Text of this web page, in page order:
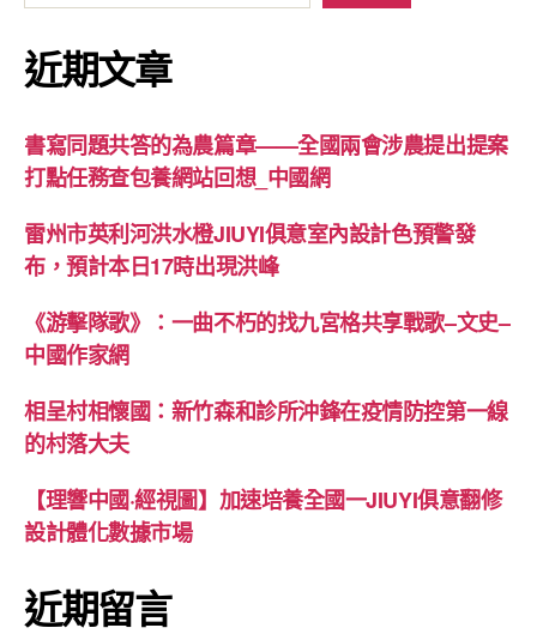
近期文章
書寫同題共答的為農篇章——全國兩會涉農提出提案
打點任務查包養網站回想_中國網
雷州市英利河洪水橙JIUYI俱意室內設計色預警發
布，預計本日17時出現洪峰
《游擊隊歌》：一曲不朽的找九宮格共享戰歌–文史–
中國作家網
相呈村相懷國：新竹森和診所沖鋒在疫情防控第一線
的村落大夫
【理響中國·經視圖】加速培養全國一JIUYI俱意翻修
設計體化數據市場
近期留言